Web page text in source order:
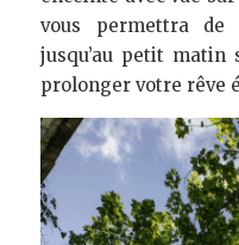
vous permettra de
jusqu’au petit matin
prolonger votre rêve